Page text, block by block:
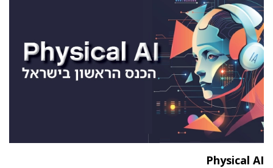
Physical AI